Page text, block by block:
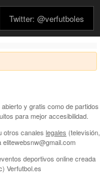
Twitter: @verfutboles
y gratis como de partidos
para mejor accesibilidad.
otros canales legales (televisión,
deportivos online creada
Verfutbol.es